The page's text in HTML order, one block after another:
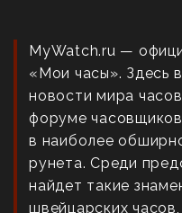
MyWatch.ru —
«Мои часы». Здесь
новости мира
форуме
в наиболее
рунета. Среди
найдет такие
швейцарских